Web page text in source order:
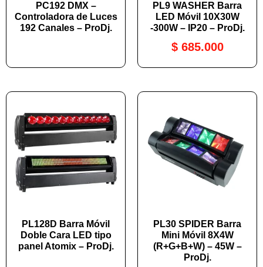
PC192 DMX –
Controladora de Luces
192 Canales – ProDj.
PL9 WASHER Barra
LED Móvil 10X30W
-300W – IP20 – ProDj.
$685.000
PL128D Barra Móvil
Doble Cara LED tipo
panel Atomix – ProDj.
PL30 SPIDER Barra
Mini Móvil 8X4W
(R+G+B+W) – 45W –
ProDj.